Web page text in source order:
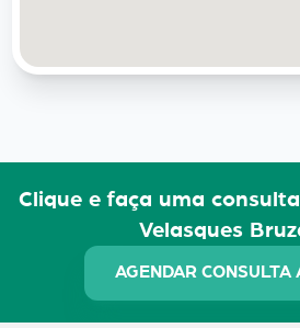
Clique e faça uma
Velasques
AGENDAR CONSULTA